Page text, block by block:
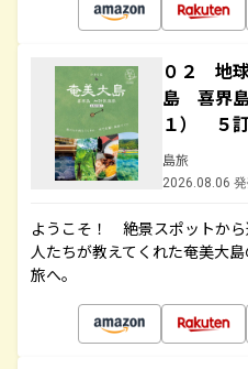
０２ 地
島 喜界
１） ５
島旅
2026.08.06
ようこそ！ 絶景スポットか
人たちが教えてくれた奄美大
旅へ。